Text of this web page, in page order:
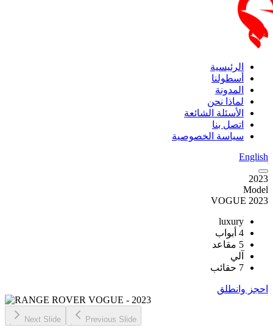
الرئيسية
أسطولنا
المدونة
لماذا نحن
الأسئلة الشائعة
اتصل بنا
سياسة الخصوصية
English
2023
Model
2023 VOGUE
luxury
4 أبواب
5 مقاعد
آلي
7 حقائب
احجز وانطلق
Next Slide Previous Slide